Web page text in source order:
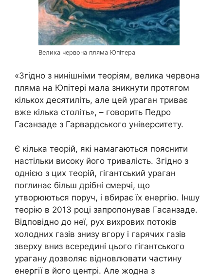
Велика червона пляма Юпітера
«Згідно з нинішніми теоріям, велика червона
пляма на Юпітері мала зникнути протягом
кількох десятиліть, але цей ураган триває
вже кілька століть», – говорить Педро
Гасанзаде з Гарвардського університету.
Є кілька теорій, які намагаються пояснити
настільки високу його тривалість. Згідно з
однією з цих теорій, гігантський ураган
поглинає більш дрібні смерчі, що
утворюються поруч, і вбирає їх енергію. Іншу
теорію в 2013 році запропонував Гасанзаде.
Відповідно до неї, рух вихрових потоків
холодних газів знизу вгору і гарячих газів
зверху вниз всередині цього гігантського
урагану дозволяє відновлювати частину
енергії в його центрі. Але жодна з